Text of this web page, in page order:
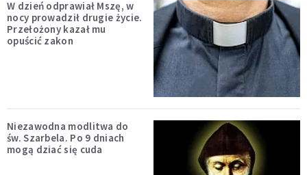
W dzień odprawiał Mszę, w
nocy prowadził drugie życie.
Przełożony kazał mu
opuścić zakon
Niezawodna modlitwa do
św. Szarbela. Po 9 dniach
mogą dziać się cuda